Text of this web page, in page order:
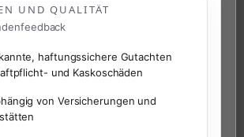
UND QUALITÄT
haftungssichere Gutachten
und Kaskoschäden
von Versicherungen und